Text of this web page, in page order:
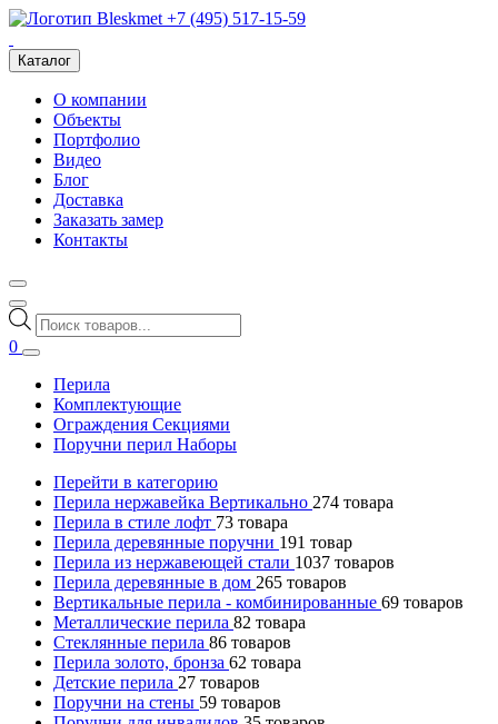
+7 (495) 517-15-59
Каталог
О компании
Объекты
Портфолио
Видео
Блог
Доставка
Заказать замер
Контакты
Поиск
товаров
0
Перила
Комплектующие
Ограждения Секциями
Поручни перил Наборы
Перейти в категорию
Перила нержавейка Вертикально 274 товара
Перила в стиле лофт 73 товара
Перила деревянные поручни 191 товар
Перила из нержавеющей стали 1037 товаров
Перила деревянные в дом 265 товаров
Вертикальные перила - комбинированные 69 товаров
Металлические перила 82 товара
Стеклянные перила 86 товаров
Перила золото, бронза 62 товара
Детские перила 27 товаров
Поручни на стены 59 товаров